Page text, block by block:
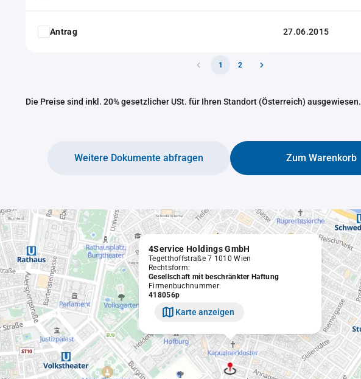
Antrag 27.06.2015
1 2
Die Preise sind inkl. 20% gesetzlicher USt. für Ihren Standort (Österreich) ausgewiesen.
Zum Warenkorb
Weitere Dokumente abfragen
4Service Holdings GmbH
Tegetthoffstraße 7 1010 Wien
Rechtsform:
Gesellschaft mit beschränkter Haftung
Firmenbuchnummer:
418056p
Karte anzeigen